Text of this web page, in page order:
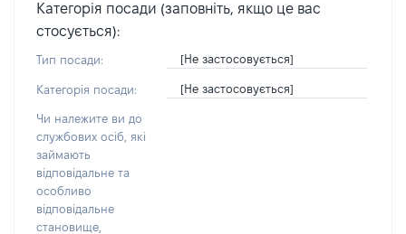
Категорія посади (заповніть, якщо це вас
стосується):
Тип посади: [Не застосовується]
Категорія посади: [Не застосовується]
Чи належите ви до
службових осіб, які
займають
відповідальне та
особливо
відповідальне
становище,